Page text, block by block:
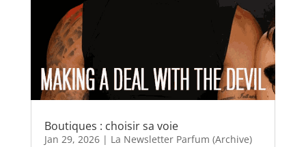
Boutiques : choisir sa voie
Jan 29, 2026| La Newsletter Parfum (Archive)